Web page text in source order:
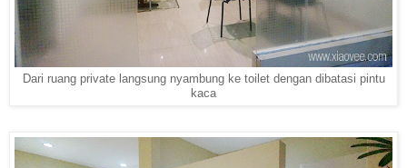
Dari ruang private langsung nyambung ke toilet dengan dibatasi pintu
kaca